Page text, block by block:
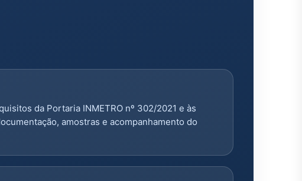
da Portaria INMETRO nº 302/2021 e às
amostras e acompanhamento do